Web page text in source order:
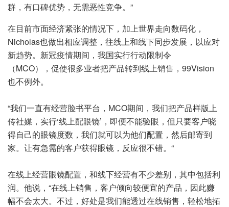
群，有口碑优势，无需恶性竞争。”
在目前市面经济紧张的情况下，加上世界走向数码化，
Nicholas也做出相应调整，往线上和线下同步发展，以应对
新趋势。新冠疫情期间，我国实行行动限制令
（MCO），促使很多业者把产品转到线上销售，99Vision
也不例外。
“我们一直有经营脸书平台，MCO期间，我们把产品样版上
传社媒，实行‘线上配眼镜’，即便不能验眼，但只要客户晓
得自己的眼镜度数，我们就可以为他们配置，然后邮寄到
家。让有急需的客户获得眼镜，反应很不错。“
在线上经营眼镜配置，和线下经营有不少差别，其中包括利
润。他说，“在线上销售，客户倾向较便宜的产品，因此赚
幅不会太大。不过，好处是我们能透过在线销售，轻松地拓